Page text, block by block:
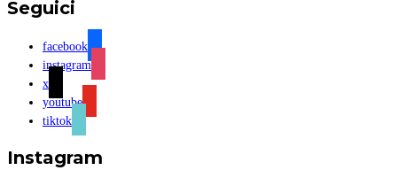
Seguici
facebook
instagram
x
youtube
tiktok
Instagram